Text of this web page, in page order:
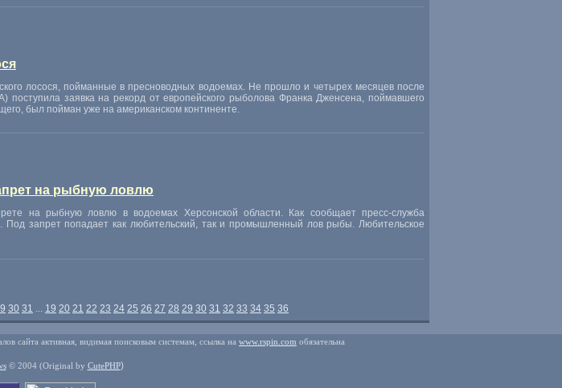
лосося, пойманные в пресноводных водоемах. Не прошло и четырех месяцев после
заявка на рекорд от европейского рыболова Франка Дженсена, поймавшего
был пойман уже на американском континенте.
на рыбную ловлю
на рыбную ловлю в водоемах Херсонской области. Как сообщает пресс-служба
запрет попадает как любительский, так и промышленный лов рыбы. Любительское
30 31 ... 19 20 21 22 23 24 25 26 27 28 29 30 31 32 33 34 35 36
сайта активная, видимая поисковым системам, ссылка на www.rspin.com обязательна
© 2004 (Original by CutePHP)